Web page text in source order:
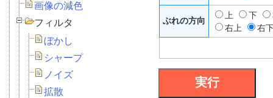
画像の減色
フィルタ
ぼかし
シャープ
ノイズ
拡散
ぶれの方向
上 下
右上
右